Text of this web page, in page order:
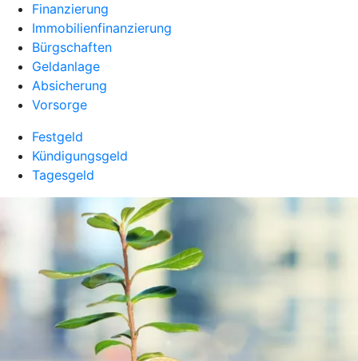
Finanzierung
Immobilienfinanzierung
Bürgschaften
Geldanlage
Absicherung
Vorsorge
Festgeld
Kündigungsgeld
Tagesgeld